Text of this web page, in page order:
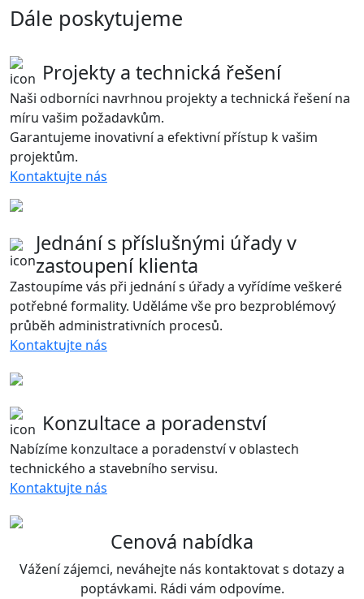
Dále poskytujeme
Projekty a technická řešení
Naši odborníci navrhnou projekty a technická řešení na
míru vašim požadavkům.
Garantujeme inovativní a efektivní přístup k vašim
projektům.
Kontaktujte nás
Jednání s příslušnými úřady v
zastoupení klienta
Zastoupíme vás při jednání s úřady a vyřídíme veškeré
potřebné formality. Uděláme vše pro bezproblémový
průběh administrativních procesů.
Kontaktujte nás
Konzultace a poradenství
Nabízíme konzultace a poradenství v oblastech
technického a stavebního servisu.
Kontaktujte nás
Cenová nabídka
Vážení zájemci, neváhejte nás kontaktovat s dotazy a
poptávkami. Rádi vám odpovíme.